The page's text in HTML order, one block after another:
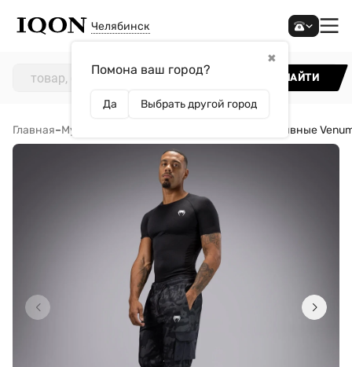
Челябинск
✖
Помона ваш город?
Да Выбрать другой город
НАЙТИ
Главная–Мужчинам Брюки спортивные